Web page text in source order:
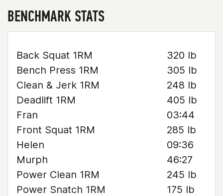
BENCHMARK STATS
Back Squat 1RM
320 lb
Bench Press 1RM
305 lb
Clean & Jerk 1RM
248 lb
Deadlift 1RM
405 lb
Fran
03:44
Front Squat 1RM
285 lb
Helen
09:36
Murph
46:27
Power Clean 1RM
245 lb
Power Snatch 1RM
175 lb